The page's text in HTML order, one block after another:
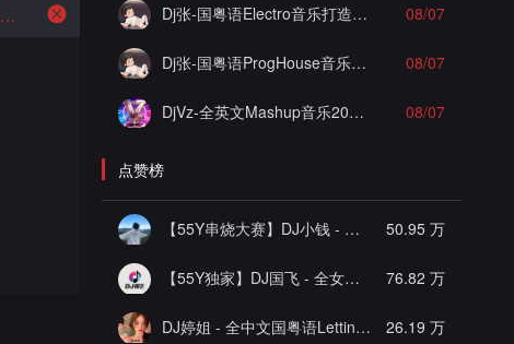
Dj张-国粤语Electro音乐打造凤姐黄昏专属实录串烧Vol.2 08/07
Dj张-国粤语ProgHouse音乐凯旋一号杨佟瑄杨小姐私人定制爱你但说不出口混搭实录串烧Vol.13 08/07
DjVz-全英文Mashup音乐2026电音房派对男女说唱气氛上头慢摇串烧 08/07
点赞榜
【55Y串烧大赛】DJ小钱 - 全中文旋律2025抖音热播精选串烧 50.95 万
【55Y独家】DJ国飞 - 全女声撕心裂肺的伤感情歌精选集-HiFi高清立体声车载连版大碟 76.82 万
DJ婷姐 - 全中文国粤语LettingGo抖音新版慢摇串烧 26.19 万